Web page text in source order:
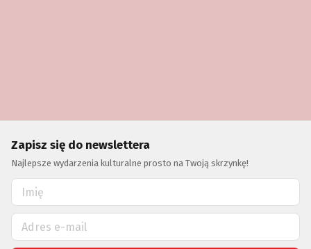
Zapisz się do newslettera
Najlepsze wydarzenia kulturalne prosto na Twoją skrzynkę!